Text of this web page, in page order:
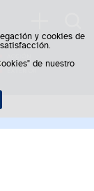
y cookies de
de nuestro